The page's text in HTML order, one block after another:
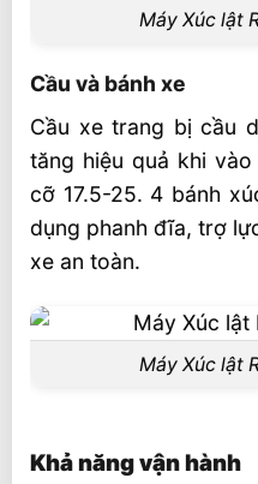
Máy Xúc lật
Cầu và bánh xe
Cầu xe trang bị cầu
tăng hiệu quả khi
cỡ 17.5-25. 4 bánh
dụng phanh đĩa, trợ
xe an toàn.
Máy Xúc lật
Khả năng vận hành